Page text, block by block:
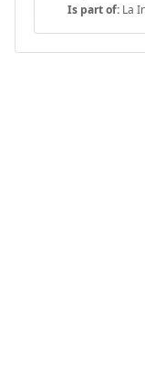
Is part of: La